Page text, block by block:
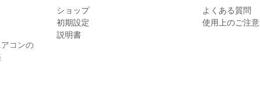
コンの
ショップ
初期設定
説明書
よくある質問
使用上のご注意